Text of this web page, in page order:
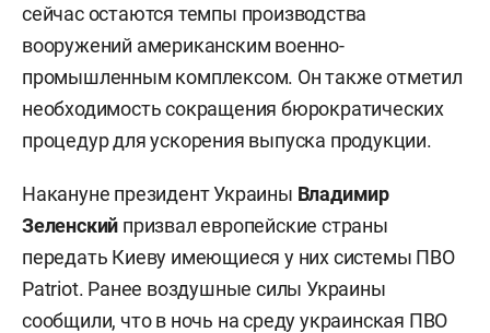
сейчас остаются темпы производства
вооружений американским военно-
промышленным комплексом. Он также отметил
необходимость сокращения бюрократических
процедур для ускорения выпуска продукции.
Накануне президент Украины Владимир
Зеленский призвал европейские страны
передать Киеву имеющиеся у них системы ПВО
Patriot. Ранее воздушные силы Украины
сообщили, что в ночь на среду украинская ПВО